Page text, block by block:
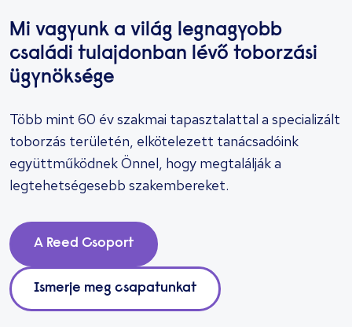
Mi vagyunk a világ legnagyobb
családi tulajdonban lévő toborzási
ügynöksége
Több mint 60 év szakmai tapasztalattal a specializált
toborzás területén, elkötelezett tanácsadóink
együttműködnek Önnel, hogy megtalálják a
legtehetségesebb szakembereket.
A Reed Csoport
Ismerje meg csapatunkat